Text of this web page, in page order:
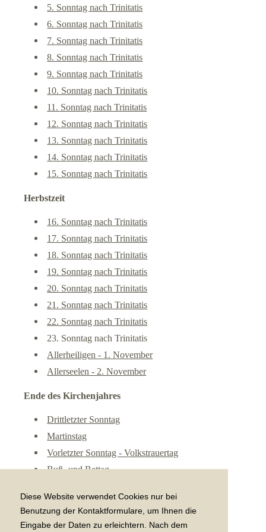
Diese Website verwendet Cookies nur bei
Benutzung der Kontaktformulare, um Ihnen die
Eingabe der Daten zu erleichtern. Nach dem
5. Sonntag nach Trinitatis
6. Sonntag nach Trinitatis
7. Sonntag nach Trinitatis
8. Sonntag nach Trinitatis
9. Sonntag nach Trinitatis
10. Sonntag nach Trinitatis
11. Sonntag nach Trinitatis
12. Sonntag nach Trinitatis
13. Sonntag nach Trinitatis
14. Sonntag nach Trinitatis
15. Sonntag nach Trinitatis
Herbstzeit
16. Sonntag nach Trinitatis
17. Sonntag nach Trinitatis
18. Sonntag nach Trinitatis
19. Sonntag nach Trinitatis
20. Sonntag nach Trinitatis
21. Sonntag nach Trinitatis
22. Sonntag nach Trinitatis
23. Sonntag nach Trinitatis
Allerheiligen - 1. November
Allerseelen - 2. November
Ende des Kirchenjahres
Drittletzter Sonntag
Martinstag
Vorletzter Sonntag - Volkstrauertag
Buß- und Bettag
Ewigkeitssonntag